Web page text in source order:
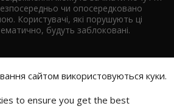
чи опосередковано
Користувачі, які порушують ці
будуть заблоковані.
сайтом використовуються куки.
to ensure you get the best